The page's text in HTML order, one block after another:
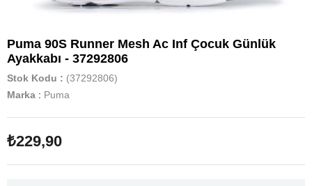
Puma 90S Runner Mesh Ac Inf Çocuk Günlük
Ayakkabı - 37292806
Stok Kodu
(37292806)
Marka : Puma
₺229,90